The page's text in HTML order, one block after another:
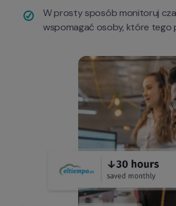
W prosty sposób monitoruj
wspomagać osoby, które tego